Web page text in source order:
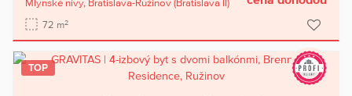
Mlynské nivy, Bratislava-Ružinov (Bratislava II)
72 m2
TOP